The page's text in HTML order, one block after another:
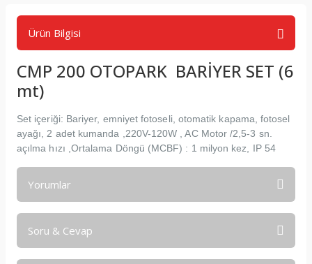
Ürün Bilgisi
CMP 200 OTOPARK BARİYER SET (6
mt)
Set içeriği: Bariyer, emniyet fotoseli, otomatik kapama, fotosel
ayağı, 2 adet kumanda ,220V-120W , AC Motor /2,5-3 sn.
açılma hızı ,Ortalama Döngü (MCBF) : 1 milyon kez, IP 54
Yorumlar
Soru & Cevap